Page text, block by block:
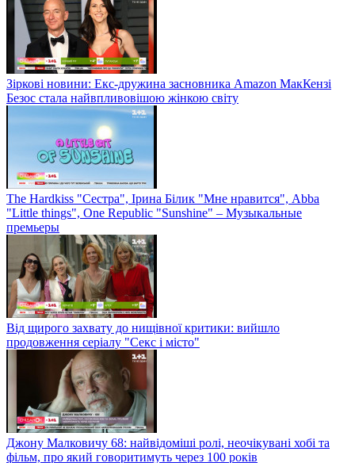
Зіркові новини: Екс-дружина засновника Amazon МакКензі
Безос стала найвпливовішою жінкою світу
The Hardkiss "Сестра", Ірина Білик "Мне нравится", Abba
"Little things", One Republic "Sunshine" – Музыкальные
премьеры
Від щирого захвату до нищівної критики: вийшло
продовження серіалу "Секс і місто"
Джону Малковичу 68: найвідоміші ролі, неочікувані хобі та
фільм, про який говоритимуть через 100 років